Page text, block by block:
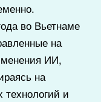
во Вьетнаме
на
ИИ,
на
и